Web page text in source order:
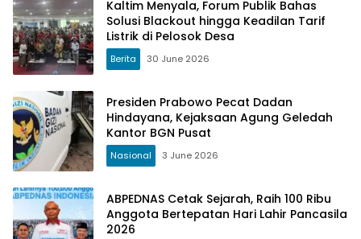
Kaltim Menyala, Forum Publik Bahas
Solusi Blackout hingga Keadilan Tarif
Listrik di Pelosok Desa
Berita 30 June 2026
Presiden Prabowo Pecat Dadan
Hindayana, Kejaksaan Agung Geledah
Kantor BGN Pusat
Nasional 3 June 2026
ABPEDNAS Cetak Sejarah, Raih 100 Ribu
Anggota Bertepatan Hari Lahir Pancasila
2026